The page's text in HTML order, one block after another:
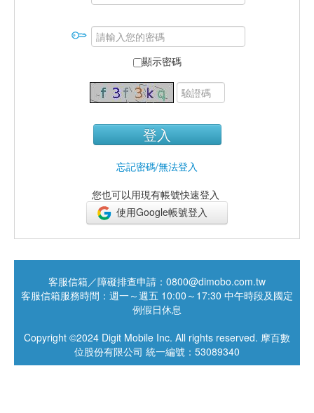
顯示密碼
登入
忘記密碼/無法登入
您也可以用現有帳號快速登入
使用Google帳號登入
客服信箱／障礙排查申請：0800@dimobo.com.tw
客服信箱服務時間：週一～週五 10:00～17:30 中午時段及國定
例假日休息
Copyright ©2024 Digit Mobile Inc. All rights reserved. 摩百數
位股份有限公司 統一編號：53089340